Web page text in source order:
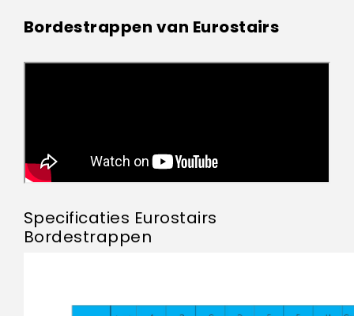
Bordestrappen van Eurostairs
Specificaties Eurostairs
Bordestrappen